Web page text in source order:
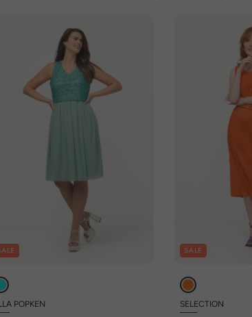
POPKEN
SALE
SELECTION